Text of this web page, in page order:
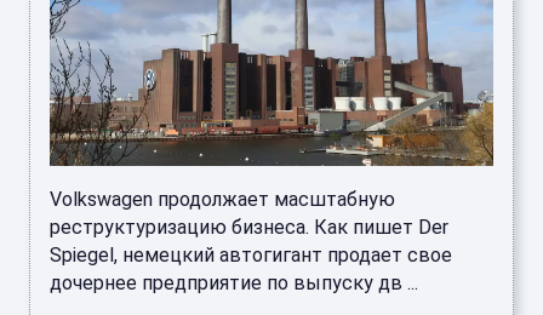
Volkswagen продолжает масштабную
реструктуризацию бизнеса. Как пишет Der
Spiegel, немецкий автогигант продает свое
дочернее предприятие по выпуску дв ...